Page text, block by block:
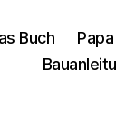
Buch